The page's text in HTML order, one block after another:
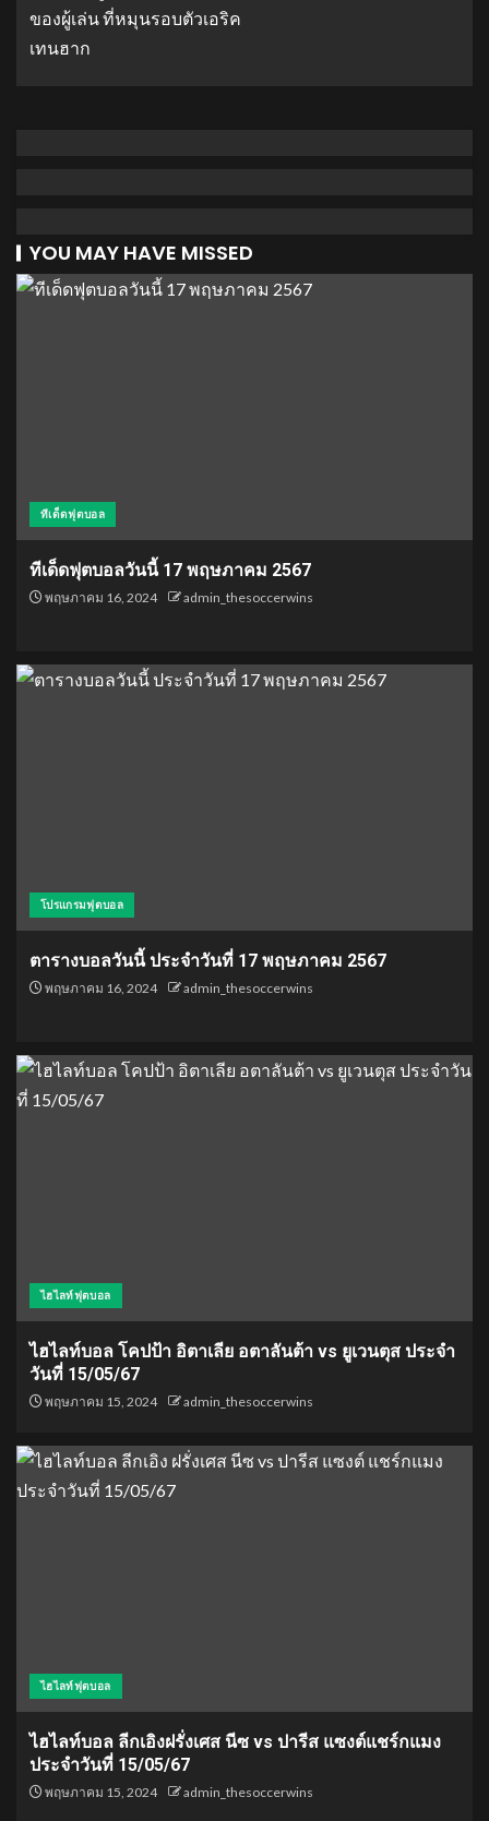
ของผู้เล่น ที่หมุนรอบตัวเอริค
เทนฮาก
YOU MAY HAVE MISSED
ทีเด็ดฟุตบอล
ทีเด็ดฟุตบอลวันนี้ 17 พฤษภาคม 2567
พฤษภาคม 16, 2024 admin_thesoccerwins
โปรแกรมฟุตบอล
ตารางบอลวันนี้ ประจำวันที่ 17 พฤษภาคม 2567
พฤษภาคม 16, 2024 admin_thesoccerwins
ไฮไลท์ฟุตบอล
ไฮไลท์บอล โคปป้า อิตาเลีย อตาลันต้า vs ยูเวนตุส ประจำ
วันที่ 15/05/67
พฤษภาคม 15, 2024 admin_thesoccerwins
ไฮไลท์ฟุตบอล
ไฮไลท์บอล ลีกเอิงฝรั่งเศส นีซ vs ปารีส แซงต์แชร์กแมง
ประจำวันที่ 15/05/67
พฤษภาคม 15, 2024 admin_thesoccerwins